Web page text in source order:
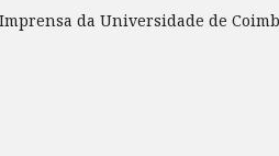
da Universidade de